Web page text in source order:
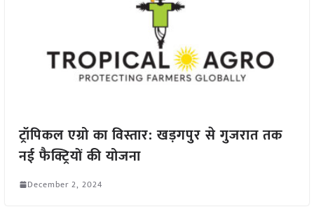
ट्रॉपिकल एग्रो का विस्तार: खड़गपुर से गुजरात तक
नई फैक्ट्रियों की योजना
December 2, 2024